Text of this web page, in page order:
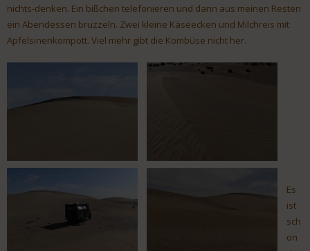
nichts-denken. Ein bißchen telefonieren und dann aus meinen Resten
ein Abendessen bruzzeln. Zwei kleine Käseecken und Milchreis mit
Apfelsinenkompott. Viel mehr gibt die Kombüse nicht her.
Es
ist
sch
on